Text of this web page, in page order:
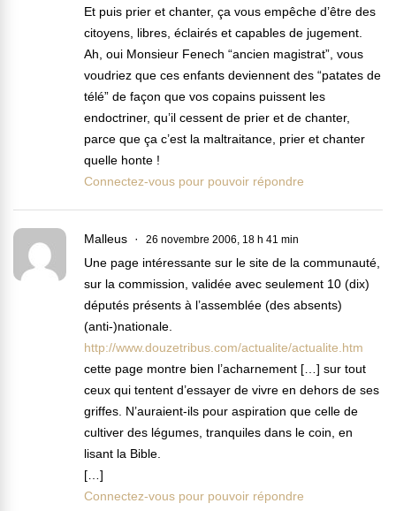
Et puis prier et chanter, ça vous empêche d’être des
citoyens, libres, éclairés et capables de jugement.
Ah, oui Monsieur Fenech “ancien magistrat”, vous
voudriez que ces enfants deviennent des “patates de
télé” de façon que vos copains puissent les
endoctriner, qu’il cessent de prier et de chanter,
parce que ça c’est la maltraitance, prier et chanter
quelle honte !
Connectez-vous pour pouvoir répondre
Malleus 26 novembre 2006, 18 h 41 min
Une page intéressante sur le site de la communauté,
sur la commission, validée avec seulement 10 (dix)
députés présents à l’assemblée (des absents)
(anti-)nationale.
http://www.douzetribus.com/actualite/actualite.htm
cette page montre bien l’acharnement […] sur tout
ceux qui tentent d’essayer de vivre en dehors de ses
griffes. N’auraient-ils pour aspiration que celle de
cultiver des légumes, tranquiles dans le coin, en
lisant la Bible.
[…]
Connectez-vous pour pouvoir répondre